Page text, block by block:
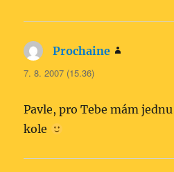
Prochaine
7. 8. 2007 (15.36)
Pavle, pro Tebe mám
kole